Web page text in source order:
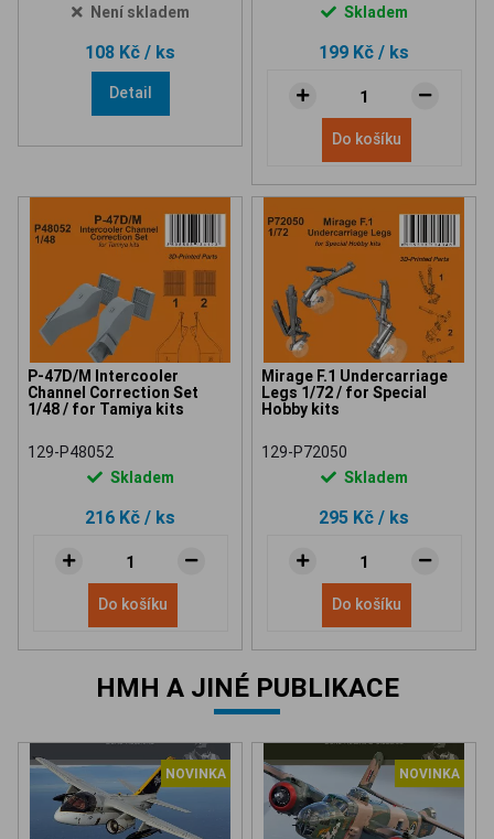
Není skladem
108 Kč / ks
Detail
Skladem
199 Kč / ks
Do košíku
P-47D/M Intercooler
Channel Correction Set
1/48 / for Tamiya kits
129-P48052
Skladem
216 Kč / ks
Do košíku
Mirage F.1 Undercarriage
Legs 1/72 / for Special
Hobby kits
129-P72050
Skladem
295 Kč / ks
Do košíku
HMH A JINÉ PUBLIKACE
NOVINKA NOVINKA